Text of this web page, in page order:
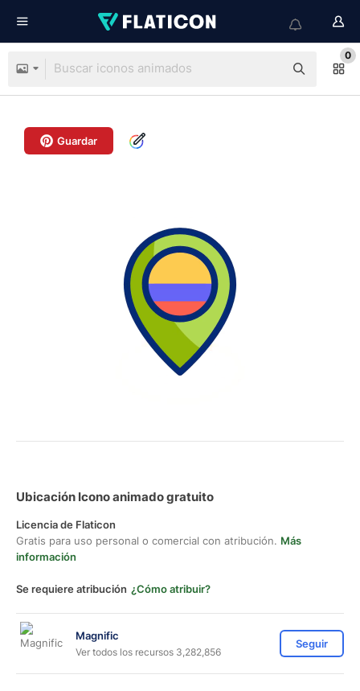
0
Guardar
Ubicación Icono animado gratuito
Licencia de Flaticon
Gratis para uso personal o comercial con atribución. Más
información
Se requiere atribución ¿Cómo atribuir?
Magnific
Ver todos los recursos 3,282,856
Seguir